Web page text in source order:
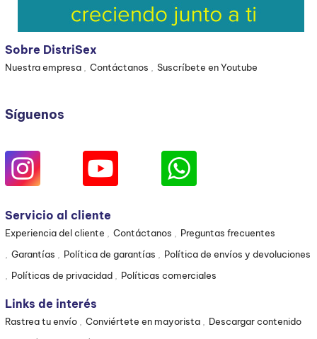
Sobre DistriSex
Nuestra empresa Contáctanos Suscríbete en Youtube
Síguenos
Servicio al cliente
Experiencia del cliente Contáctanos
Preguntas frecuentes
Garantías
Política de garantías
Política de envíos y devoluciones
Políticas de privacidad
Políticas comerciales
Links de interés
Rastrea tu envío Conviértete en mayorista
Descargar contenido